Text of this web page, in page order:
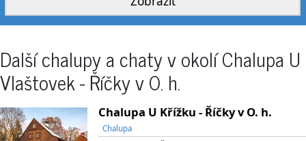
Další chalupy a chaty v okolí Chalupa U
Vlaštovek - Říčky v O. h.
Chalupa U Křížku - Říčky v O. h.
Chalupa